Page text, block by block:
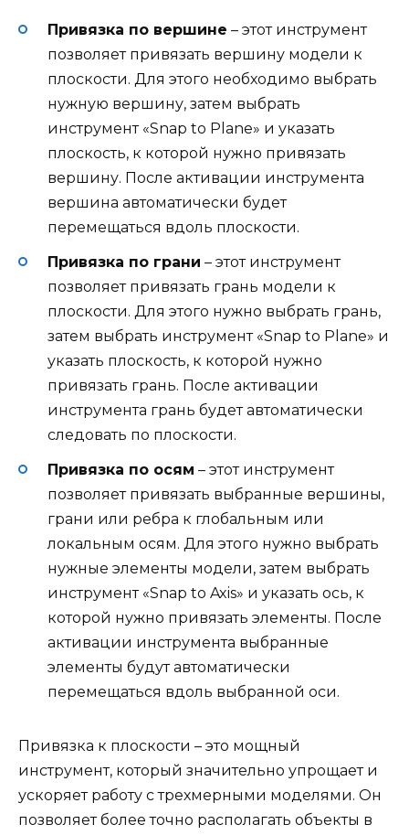
Привязка по вершине – этот инструмент
позволяет привязать вершину модели к
плоскости. Для этого необходимо выбрать
нужную вершину, затем выбрать
инструмент «Snap to Plane» и указать
плоскость, к которой нужно привязать
вершину. После активации инструмента
вершина автоматически будет
перемещаться вдоль плоскости.
Привязка по грани – этот инструмент
позволяет привязать грань модели к
плоскости. Для этого нужно выбрать грань,
затем выбрать инструмент «Snap to Plane» и
указать плоскость, к которой нужно
привязать грань. После активации
инструмента грань будет автоматически
следовать по плоскости.
Привязка по осям – этот инструмент
позволяет привязать выбранные вершины,
грани или ребра к глобальным или
локальным осям. Для этого нужно выбрать
нужные элементы модели, затем выбрать
инструмент «Snap to Axis» и указать ось, к
которой нужно привязать элементы. После
активации инструмента выбранные
элементы будут автоматически
перемещаться вдоль выбранной оси.
Привязка к плоскости – это мощный
инструмент, который значительно упрощает и
ускоряет работу с трехмерными моделями. Он
позволяет более точно располагать объекты в